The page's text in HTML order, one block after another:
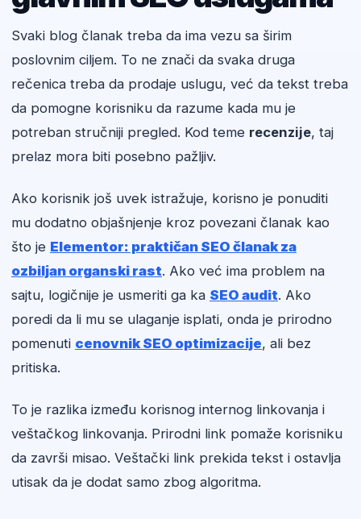
Svaki blog članak treba da ima vezu sa širim
poslovnim ciljem. To ne znači da svaka druga
rečenica treba da prodaje uslugu, već da tekst treba
da pomogne korisniku da razume kada mu je
potreban stručniji pregled. Kod teme recenzije, taj
prelaz mora biti posebno pažljiv.
Ako korisnik još uvek istražuje, korisno je ponuditi
mu dodatno objašnjenje kroz povezani članak kao
što je Elementor: praktičan SEO članak za
ozbiljan organski rast. Ako već ima problem na
sajtu, logičnije je usmeriti ga ka SEO audit. Ako
poredi da li mu se ulaganje isplati, onda je prirodno
pomenuti cenovnik SEO optimizacije, ali bez
pritiska.
To je razlika između korisnog internog linkovanja i
veštačkog linkovanja. Prirodni link pomaže korisniku
da završi misao. Veštački link prekida tekst i ostavlja
utisak da je dodat samo zbog algoritma.